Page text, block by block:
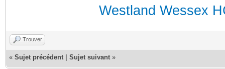
Westland Wessex
Trouver
« Sujet précédent Sujet suivant »